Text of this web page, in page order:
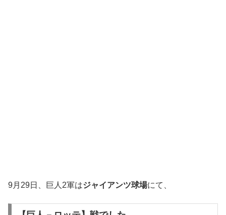
9月29日、巨人2軍はジャイアンツ球場にて、